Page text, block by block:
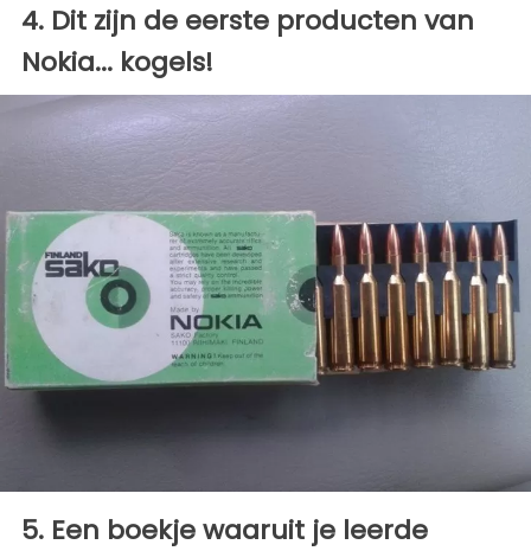
4. Dit zijn de eerste producten van
Nokia... kogels!
5. Een boekje waaruit je leerde